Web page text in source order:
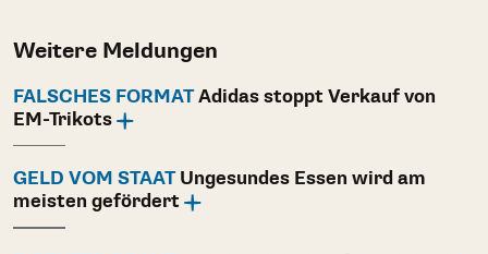
Weitere Meldungen
FALSCHES FORMATAdidas stoppt Verkauf von
EM-Trikots
GELD VOM STAATUngesundes Essen wird am
meisten gefördert